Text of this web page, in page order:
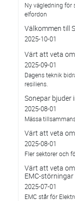
Ny vägledning för
elfordon
Välkommen till
2025-10-01
Värt att veta
2025-09-01
Dagens teknik
resiliens.
Sonepar bjuder
2025-08-01
Mässa
Värt att veta
2025-08-01
Fler sektorer och
Värt att veta
EMC-störningar
2025-07-01
EMC står för